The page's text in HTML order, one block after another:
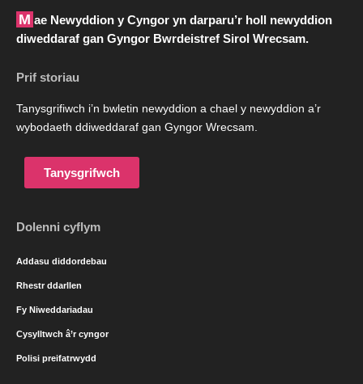
Mae Newyddion y Cyngor yn darparu’r holl newyddion
diweddaraf gan Gyngor Bwrdeistref Sirol Wrecsam.
Prif storiau
Tanysgrifiwch i’n bwletin newyddion a chael y newyddion a’r
wybodaeth ddiweddaraf gan Gyngor Wrecsam.
Tanysgrifwch
Dolenni cyflym
Addasu diddordebau
Rhestr ddarllen
Fy Niweddariadau
Cysylltwch â’r cyngor
Polisi preifatrwydd